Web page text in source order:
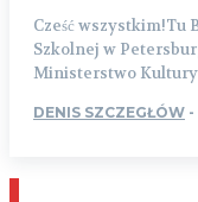
Cześć wszystkim!Tu
Szkolnej w
Ministerstwo Kultury
DENIS SZCZEGŁÓW -